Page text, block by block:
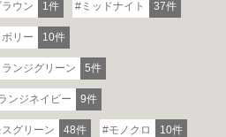
ウン 1件 ミッドナイト 37件
リー 10件
ランジグリーン 5件
ンジネイビー 9件
スグリーン 48件 モノクロ 10件